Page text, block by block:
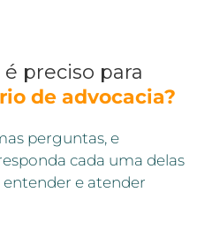
preciso para
de advocacia?
perguntas, e
cada uma delas
entender e atender